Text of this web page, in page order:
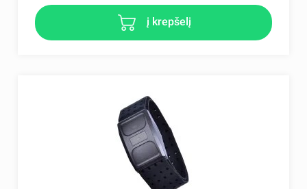
į krepšelį